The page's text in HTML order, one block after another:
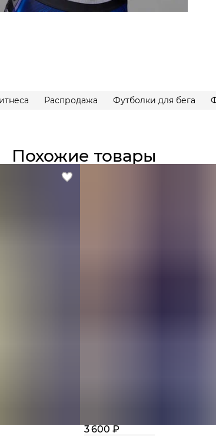
Распродажа Футболки для бега
Похожие товары
3 600 ₽